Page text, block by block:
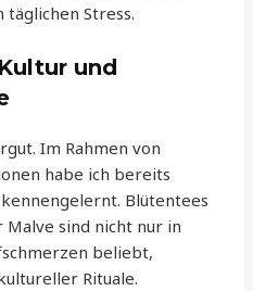
täglichen Stress.
und
Im Rahmen von
habe ich bereits
Blütentees
sind nicht nur in
beliebt,
Rituale.